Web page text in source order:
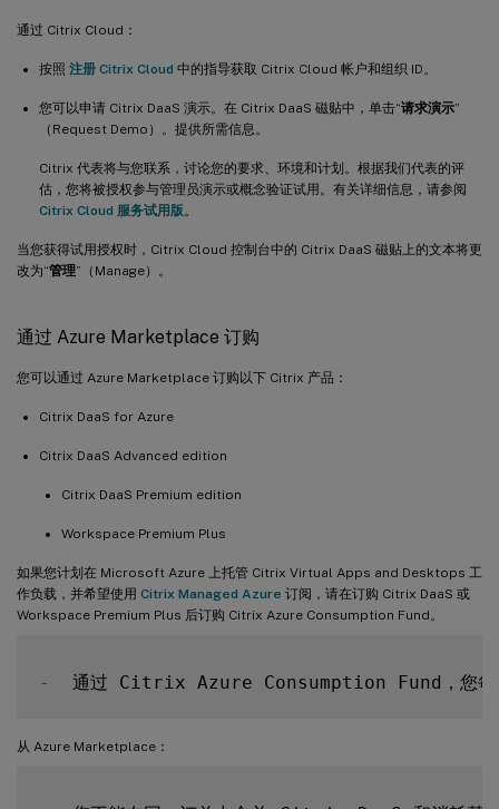
通过 Citrix Cloud：
按照 注册 Citrix Cloud 中的指导获取 Citrix Cloud 帐户和组织 ID。
您可以申请 Citrix DaaS 演示。在 Citrix DaaS 磁贴中，单击“请求演示”
（Request Demo）。提供所需信息。
Citrix 代表将与您联系，讨论您的要求、环境和计划。根据我们代表的评
估，您将被授权参与管理员演示或概念验证试用。有关详细信息，请参阅
Citrix Cloud 服务试用版 。
当您获得试用授权时，Citrix Cloud 控制台中的 Citrix DaaS 磁贴上的文本将更
改为“管理”（Manage）。
通过 Azure Marketplace 订购
您可以通过 Azure Marketplace 订购以下 Citrix 产品：
Citrix DaaS for Azure
Citrix DaaS Advanced edition
Citrix DaaS Premium edition
Workspace Premium Plus
如果您计划在 Microsoft Azure 上托管 Citrix Virtual Apps and Desktops 工
作负载，并希望使用 Citrix Managed Azure 订阅，请在订购 Citrix DaaS 或
Workspace Premium Plus 后订购 Citrix Azure Consumption Fund。
-
从 Azure Marketplace：